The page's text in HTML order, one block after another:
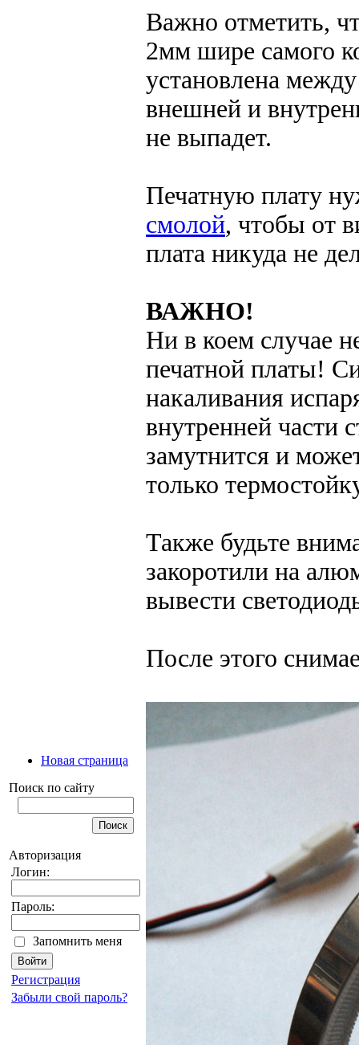
Новая страница
Поиск по сайту
Авторизация
Логин:
Пароль:
Запомнить меня
Регистрация
Забыли свой пароль?
Важно отметить,
2мм шире самого
установлена
внешней и
не выпадет.
Печатную плату
смолой, чтобы от
плата никуда не
ВАЖНО!
Ни в коем случае
печатной платы!
накаливания
внутренней части
замутнится и
только
Также будьте
закоротили на
вывести
После этого